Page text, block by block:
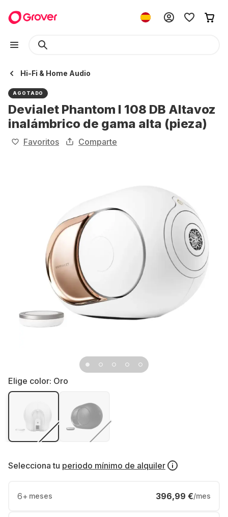
Hi-Fi & Home Audio
AGOTADO
Devialet Phantom I 108 DB Altavoz
inalámbrico de gama alta (pieza)
Favoritos Comparte
Elige color: Oro
Selecciona tu periodo mínimo de alquiler
6+ meses 396,99 €/mes